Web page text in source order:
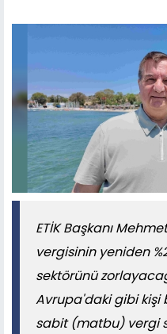
ETİK Başkanı
vergisinin yeniden
sektörünü
Avrupa'daki gibi kişi
sabit (matbu) vergi